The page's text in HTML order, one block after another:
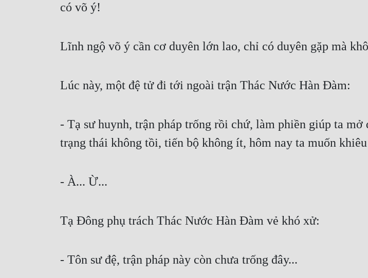
có võ ý!
Lĩnh ngộ võ ý cần cơ duyên lớn lao, chỉ có duyên gặp mà
Lúc này, một đệ tử đi tới ngoài trận Thác Nước Hàn Đàm:
- Tạ sư huynh, trận pháp trống rồi chứ, làm phiền giúp ta
trạng thái không tồi, tiến bộ không ít, hôm nay ta muốn
- À... Ừ...
Tạ Đông phụ trách Thác Nước Hàn Đàm vẻ khó xử:
- Tôn sư đệ, trận pháp này còn chưa trống đây...